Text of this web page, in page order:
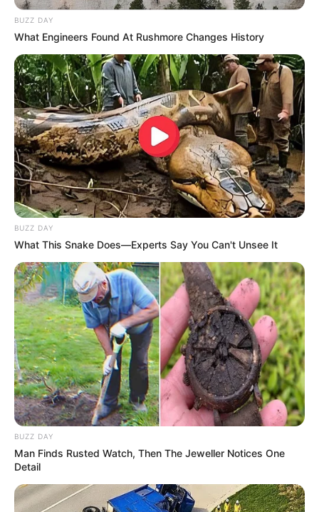
BUZZ DAY
What Engineers Found At Rushmore Changes History
BUZZ DAY
What This Snake Does—Experts Say You Can't Unsee It
BUZZ DAY
Man Finds Rusted Watch, Then The Jeweller Notices One
Detail